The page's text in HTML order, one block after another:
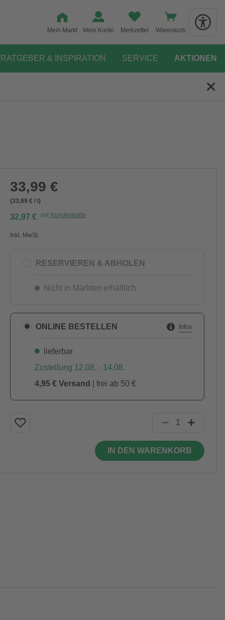
Mein Markt Mein Konto Merkzettel Warenkorb
RATGEBER & INSPIRATION SERVICE AKTIONEN
33,99 €
(33,99 € / l)
32,97 € mit Kundenkarte
Inkl. MwSt.
RESERVIEREN & ABHOLEN
Nicht in Märkten erhältlich
ONLINE BESTELLEN Infos
lieferbar
Zustellung 12.08. - 14.08.
4,95 € Versand
| frei ab 50 €
IN DEN WARENKORB